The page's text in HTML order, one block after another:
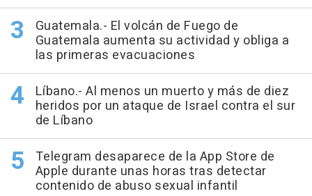
Guatemala.- El volcán de Fuego de
Guatemala aumenta su actividad y obliga a
las primeras evacuaciones
Líbano.- Al menos un muerto y más de diez
heridos por un ataque de Israel contra el sur
de Líbano
Telegram desaparece de la App Store de
Apple durante unas horas tras detectar
contenido de abuso sexual infantil